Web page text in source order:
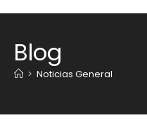
Blog
> Noticias General